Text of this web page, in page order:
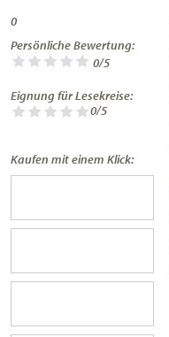
0
Persönliche Bewertung:
0/5
Eignung für Lesekreise:
0/5
Kaufen mit einem Klick: